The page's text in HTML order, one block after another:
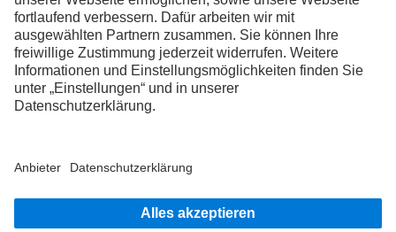
FOLLOW THE ROADSTARS.
Tausche jetzt Erfahrungen mit anderen Truckerinnen und
Truckern aus.